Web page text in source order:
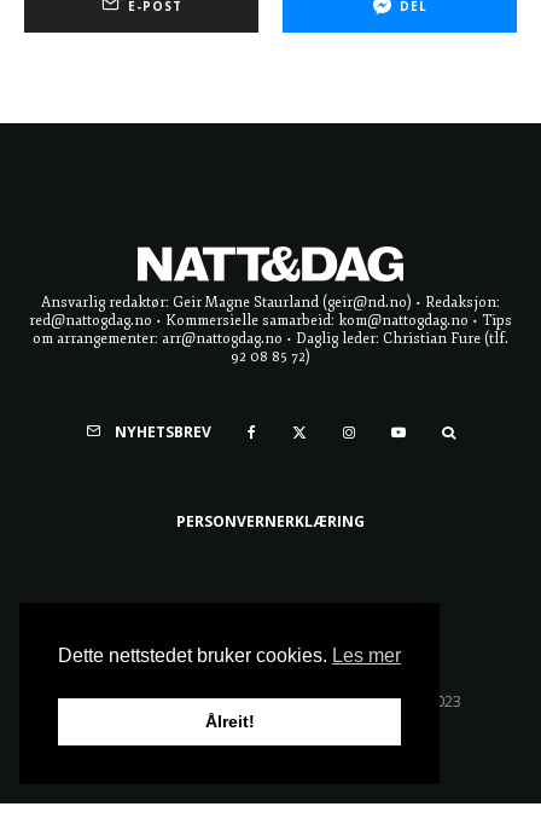
E-POST DEL
Ansvarlig redaktør: Geir Magne Staurland (geir@nd.no) • Redaksjon:
red@nattogdag.no • Kommersielle samarbeid: kom@nattogdag.no • Tips
om arrangementer: arr@nattogdag.no • Daglig leder: Christian Fure (tlf.
92 08 85 72)
NYHETSBREV
PERSONVERNERKLÆRING
Alle rettigheter reservert • Copyright © Natt & Dag 2023
Dette nettstedet bruker cookies. Les mer
Ålreit!